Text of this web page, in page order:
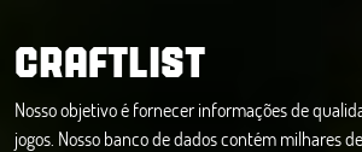
CRAFTLIST
Nosso objetivo é fornecer informações de
jogos. Nosso banco de dados contém milhares